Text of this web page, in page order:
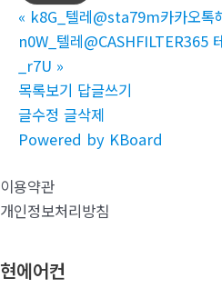
« k8G_텔레@sta79m카카오톡
n0W_텔레@CASHFILTER365
_r7U »
목록보기 답글쓰기
글수정 글삭제
Powered by KBoard
이용약관
개인정보처리방침
현에어컨